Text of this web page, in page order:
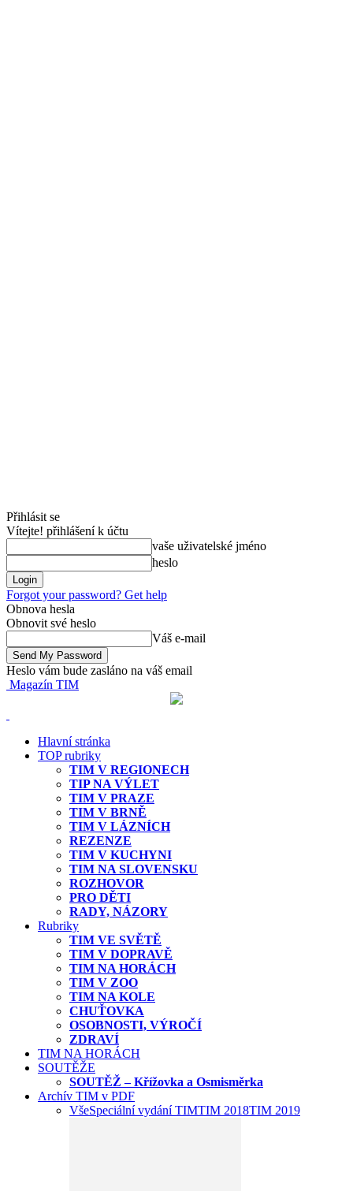
Přihlásit se
Vítejte! přihlášení k účtu
vaše uživatelské jméno
heslo
Forgot your password? Get help
Obnova hesla
Obnovit své heslo
Váš e-mail
Heslo vám bude zasláno na váš email
Magazín TIM
Hlavní stránka
TOP rubriky
TIM V REGIONECH
TIP NA VÝLET
TIM V PRAZE
TIM V BRNĚ
TIM V LÁZNÍCH
REZENZE
TIM V KUCHYNI
TIM NA SLOVENSKU
ROZHOVOR
PRO DĚTI
RADY, NÁZORY
Rubriky
TIM VE SVĚTĚ
TIM V DOPRAVĚ
TIM NA HORÁCH
TIM V ZOO
TIM NA KOLE
CHUŤOVKA
OSOBNOSTI, VÝROČÍ
ZDRAVÍ
TIM NA HORÁCH
SOUTĚŽE
SOUTĚŽ – Křížovka a Osmisměrka
Archív TIM v PDF
VšeSpeciální vydání TIMTIM 2018TIM 2019